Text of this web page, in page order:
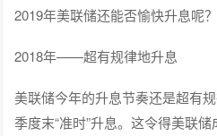
2019年美联储还能否愉快升息呢
2018年——超有规律地升息
美联储今年的升息节奏还是超有
季度末“准时”升息。这令得美联